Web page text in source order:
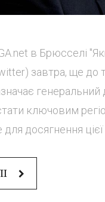
в Брюсселі
завтра, ще до
генеральний
ключовим
досягнення цієї